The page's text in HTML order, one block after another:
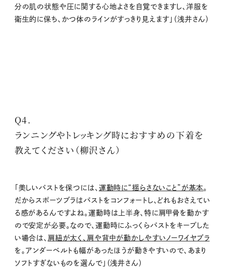
分の肌の状態や圧に関する心地よさを自覚できますし、洋服を
衛生的に保ち、かつ体のラインがすっきり見えます」（浅井さん）
Q4.
ランニングやトレッキング時におすすめの下着を
教えてください（柳沢さん）
「美しいバストを保つには、 運動時に“揺らさないこと”が基本。
だからスポーツブラはバストをコンフォートし、どれもおさえてい
る感があるんですよね。運動時は上半身、特に肩甲骨を動かす
ので安定が必要。なので、運動時にふっくらバストをキープした
い場合は、 肩紐が太く、肩や背中が動かしやすいノーワイヤブラ
を。アンダーベルトも幅があったほうが動きやすいので、あまり
ソフトすぎないものを選んで」（浅井さん）